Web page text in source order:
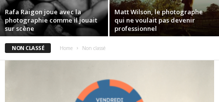
Rafa Raigon joue avec la
photographie comme il jouait
sur scène
Matt Wilson, le photographe
qui ne voulait pas devenir
professionnel
NON CLASSÉ Home Non classé